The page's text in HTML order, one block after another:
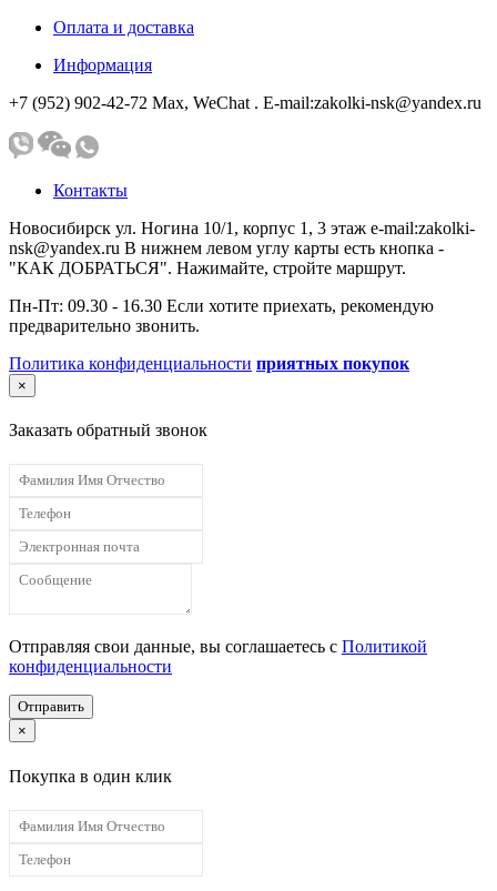
Оплата и доставка
Информация
+7 (952) 902-42-72 Мах, WeChat . E-mail:zakolki-nsk@yandex.ru
Контакты
Новосибирск ул. Ногина 10/1, корпус 1, 3 этаж e-mail:zakolki-
nsk@yandex.ru В нижнем левом углу карты есть кнопка -
"КАК ДОБРАТЬСЯ". Нажимайте, стройте маршрут.
Пн-Пт: 09.30 - 16.30 Если хотите приехать, рекомендую
предварительно звонить.
Политика конфиденциальности приятных покупок
×
Заказать обратный звонок
Отправляя свои данные, вы соглашаетесь с Политикой
конфиденциальности
Отправить
×
Покупка в один клик